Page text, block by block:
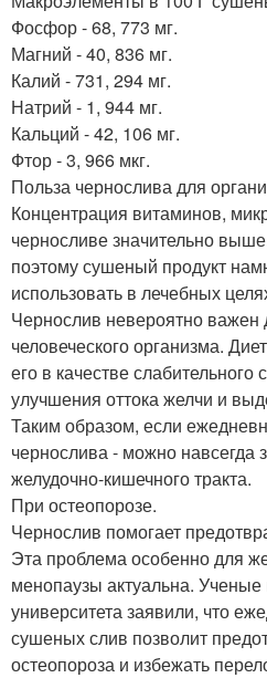
Фосфор - 68, 773 мг.
Магний - 40, 836 мг.
Калий - 731, 294 мг.
Натрий - 1, 944 мг.
Кальций - 42, 106 мг.
Фтор - 3, 966 мкг.
Польза чернослива для
Концентрация витаминов,
черносливе значительно
поэтому сушеный продукт
использовать в лечебных
Чернослив невероятно важен
человеческого организма.
его в качестве слабительного
улучшения оттока желчи и
Таким образом, если
чернослива - можно навсегда
желудочно-кишечного тракта.
При остеопорозе.
Чернослив помогает
Эта проблема особенно для
менопаузы актуальна. Ученые
университета заявили, что
сушеных слив позволит
остеопороза и избежать